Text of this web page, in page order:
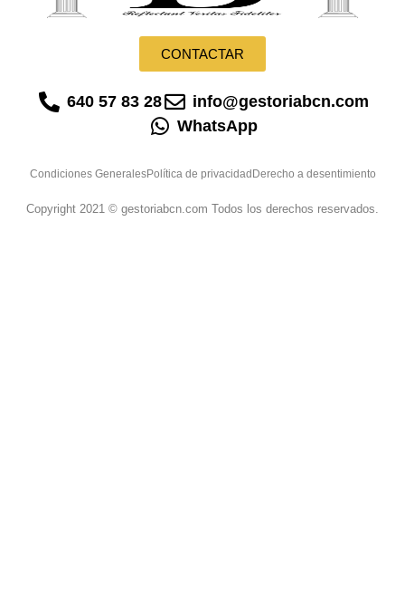
CONTACTAR
640 57 83 28
info@gestoriabcn.com
WhatsApp
Condiciones GeneralesPolítica de privacidadDerecho a desentimiento
Copyright 2021 © gestoriabcn.com Todos los derechos reservados.